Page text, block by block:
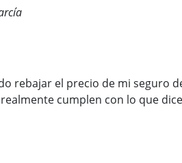
rebajar el precio de mi seguro
realmente cumplen con lo que